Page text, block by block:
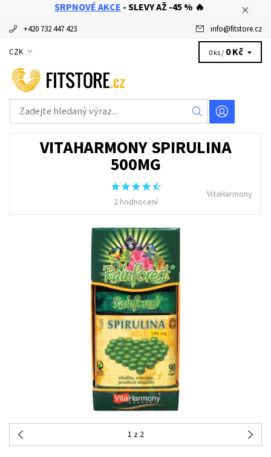
SRPNOVÉ AKCE - SLEVY AŽ -45 % 🔥
+420 732 447 423 info@fitstore.cz
CZK 0 ks / 0 Kč
VITAHARMONY SPIRULINA
500MG
2 hodnocení
VitaHarmony
1 z 2